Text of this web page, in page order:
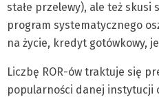
stałe przelewy), ale też
program systematycznego
na życie, kredyt gotówkowy,
Liczbę ROR-ów traktuje się
popularności danej instytucji